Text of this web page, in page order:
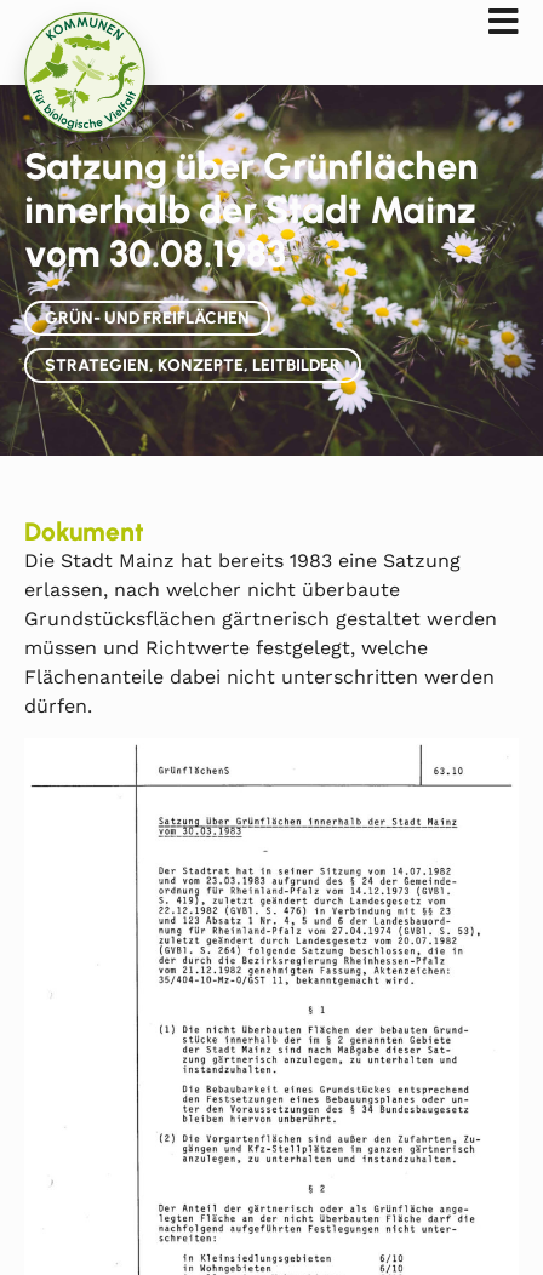
Satzung über Grünflächen
innerhalb der Stadt Mainz
vom 30.08.1983
GRÜN- UND FREIFLÄCHEN
STRATEGIEN, KONZEPTE, LEITBILDER
Dokument
Die Stadt Mainz hat bereits 1983 eine Satzung
erlassen, nach welcher nicht überbaute
Grundstücksflächen gärtnerisch gestaltet werden
müssen und Richtwerte festgelegt, welche
Flächenanteile dabei nicht unterschritten werden
dürfen.